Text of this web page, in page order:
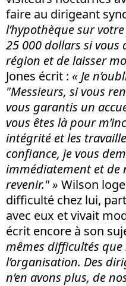
faire au dirigeant
l’hypothèque sur
25 000 dollars si vous
région et de laisser
Jones écrit : « Je
"Messieurs, si vous
vous garantis un
vous êtes là pour
intégrité et les
confiance, je vous
immédiatement et de
revenir." » Wilson
difficulté chez lui,
avec eux et vivait
écrit encore à son
mêmes difficultés
l’organisation. Des
n’en avons plus, de